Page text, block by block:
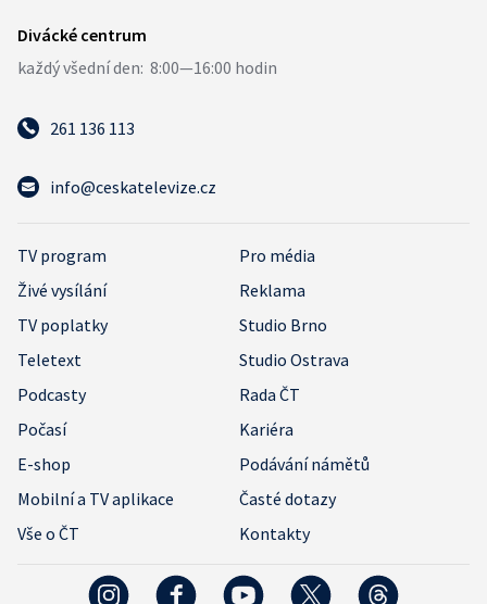
261 136 113
info@ceskatelevize.cz
TV program
Pro média
Živé vysílání
Reklama
TV poplatky
Studio Brno
Teletext
Studio Ostrava
Podcasty
Rada ČT
Počasí
Kariéra
E-shop
Podávání námětů
Mobilní a TV aplikace
Časté dotazy
Vše o ČT
Kontakty